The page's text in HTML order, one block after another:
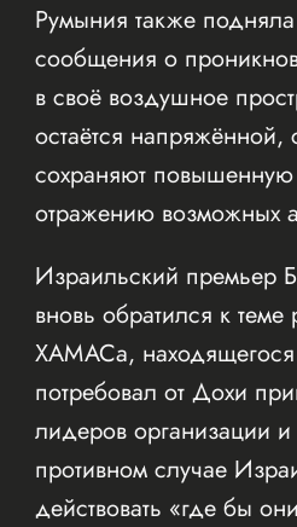
Румыния также
сообщения о
в своё воздушное
остаётся напряжённой,
сохраняют повышенную
отражению возможных
Израильский премьер
вновь обратился к теме
ХАМАСа,
потребовал от Дохи
лидеров организации и
противном случае
действовать «где бы